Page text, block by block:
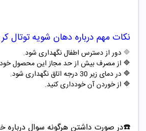
نکات مهم درباره دهان شویه توتال کر
🔷 دور از دسترس اطفال نگهداری شود.
🔷 از مصرف بیش از حد مجاز این محصول خود
🔷 در دمای زیر 30 درجه اتاق نگهداری شود.
🔷 از خوردن آن خودداری کنید.
☎️در صورت داشتن هرگونه سوال درباره